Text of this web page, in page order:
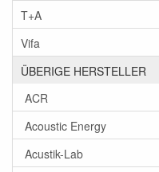
T+A
Vifa
ÜBERIGE HERSTELLER
ACR
Acoustic Energy
Acustik-Lab